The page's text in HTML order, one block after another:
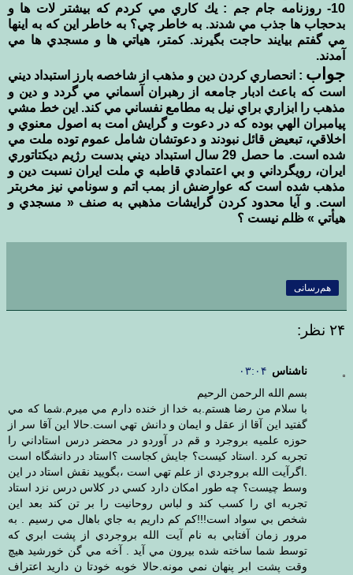
10- روزنامه جام جم : يك كاري مي كردم كه بيشتر لات ها و
بدحجاب ها جذب مي شدند. به خاطر چي؟ به خاطر اين كه به اينها
مي گفتم بيايند حاجت بگيرند. كمتر، هياتي ها و مسجدي ها مي
آمدند.
جواب : انحصاري كردن دين و مذهب از شاخصه بارز استبداد ديني
است كه باعث ادبار جامعه از رهبران آسماني مي گردد و دين و
مذهب را ابزاري براي نيل به مطامع نفساني مي كند. اين خط مشي
پيامبران الهي بوده كه در دعوت و گرايش امت به اصول معنوي و
اخلاقي، تبعيض قائل نبودند و دعوتشان شامل عموم توده ملت مي
شده است. ما حصل 29 سال استبداد ديني بدست رژيم ديكتاتوري
ايران، رويگرداني و بي اعتمادي قاطبه ي ملت ايران نسبت دين و
مذهب شده است كه عوارضش از بمب اتم و سونامي نيز مخربتر
است. و آيا محدود كردن گرايشات مذهبي به صنف « مسجدي و
هيأتي » ظلم نيست ؟
هم‌رسانی
۲۴ نظر:
ناشناس ۰۳:۰۴
بسم الله الرحمن الرحيم
با سلام من رضا هستم.به خدا از خنده دارم مي ميرم.شما كه مي
گفتيد اين آقا از عقل و ايمان و دانش تهي است.حالا اين آقا سر از
حوزه علميه بروجرد و قم در آوردو در محضر درس استاداني را
تجربه كرد .استاد كيست؟ جايش كجاست ؟استاد در دانشگاه است
.اگرآيت الله بروجردي از علم تهي است ،بگوييد نقش استاد در اين
وسط چيست؟ چه طور امكان دارد كسي در كلاس درس نزد استاد
تجربه اي را كسب كند و لباس روحانيت را بر تن كند بعد اين
شخص بي سواد است!!!كم كم داريم به جاي باهال مي رسيم . به
مرور زمان آفتابي به نام آيت الله بروجردي از پشت ابري كه
توسط شما ساخته شده بيرون مي آيد . آخه مي گن خورشيد هيچ
وقت پشت ابر پنهان نمي مونه.حالا خوبه خودتا ن داريد اعتراف